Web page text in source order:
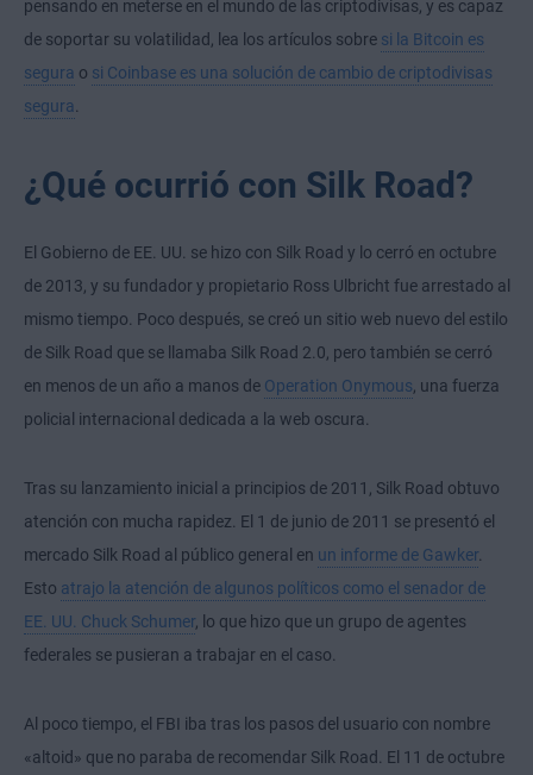
pensando en meterse en el mundo de las criptodivisas, y es capaz
de soportar su volatilidad, lea los artículos sobre si la Bitcoin es
segura o si Coinbase es una solución de cambio de criptodivisas
segura.
¿Qué ocurrió con Silk Road?
El Gobierno de EE. UU. se hizo con Silk Road y lo cerró en octubre
de 2013, y su fundador y propietario Ross Ulbricht fue arrestado al
mismo tiempo. Poco después, se creó un sitio web nuevo del estilo
de Silk Road que se llamaba Silk Road 2.0, pero también se cerró
en menos de un año a manos de Operation Onymous, una fuerza
policial internacional dedicada a la web oscura.
Tras su lanzamiento inicial a principios de 2011, Silk Road obtuvo
atención con mucha rapidez. El 1 de junio de 2011 se presentó el
mercado Silk Road al público general en un informe de Gawker.
Esto atrajo la atención de algunos políticos como el senador de
EE. UU. Chuck Schumer, lo que hizo que un grupo de agentes
federales se pusieran a trabajar en el caso.
Al poco tiempo, el FBI iba tras los pasos del usuario con nombre
«altoid» que no paraba de recomendar Silk Road. El 11 de octubre